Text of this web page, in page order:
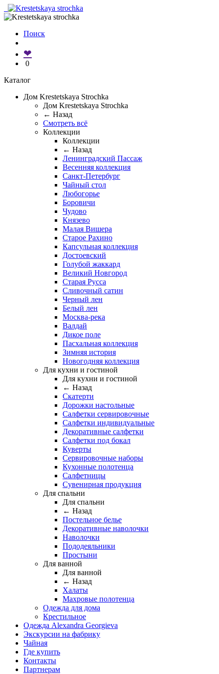
Поиск
❤
0
Каталог
Дом Krestetskaya Strochka
Дом Krestetskaya Strochka
← Назад
Смотреть всё
Коллекции
Коллекции
← Назад
Ленинградский Пассаж
Весенняя коллекция
Санкт-Петербург
Чайный стол
Любогорье
Боровичи
Чудово
Князево
Малая Вишера
Старое Рахино
Капсульная коллекция
Достоевский
Голубой жаккард
Великий Новгород
Старая Русса
Сливочный сатин
Черный лен
Белый лен
Москва-река
Валдай
Дикое поле
Пасхальная коллекция
Зимняя история
Новогодняя коллекция
Для кухни и гостиной
Для кухни и гостиной
← Назад
Скатерти
Дорожки настольные
Салфетки сервировочные
Салфетки индивидуальные
Декоративные салфетки
Салфетки под бокал
Куверты
Сервировочные наборы
Кухонные полотенца
Салфетницы
Сувенирная продукция
Для спальни
Для спальни
← Назад
Постельное белье
Декоративные наволочки
Наволочки
Пододеяльники
Простыни
Для ванной
Для ванной
← Назад
Халаты
Махровые полотенца
Одежда для дома
Крестильное
Одежда Alexandra Georgieva
Экскурсии на фабрику
Чайная
Где купить
Контакты
Партнерам